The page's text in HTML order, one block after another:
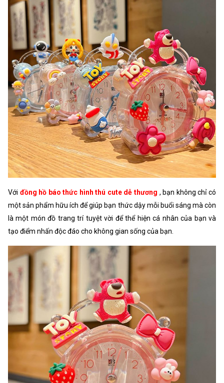
Với đồng hồ báo thức hình thú cute dễ thương , bạn không chỉ có
một sản phẩm hữu ích để giúp bạn thức dậy mỗi buổi sáng mà còn
là một món đồ trang trí tuyệt vời để thể hiện cá nhân của bạn và
tạo điểm nhấn độc đáo cho không gian sống của bạn.